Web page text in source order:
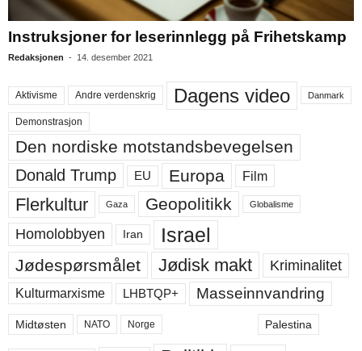
Instruksjoner for leserinnlegg på Frihetskamp
Redaksjonen - 14. desember 2021
Aktivisme Andre verdenskrig Dagens video Danmark
Demonstrasjon
Den nordiske motstandsbevegelsen
Donald Trump EU Europa Film
Flerkultur Gaza Geopolitikk Globalisme
Homolobbyen Iran Israel
Jødespørsmålet Jødisk makt Kriminalitet
Kulturmarxisme LHBTQP+ Masseinnvandring
Midtøsten NATO Norge Palestina